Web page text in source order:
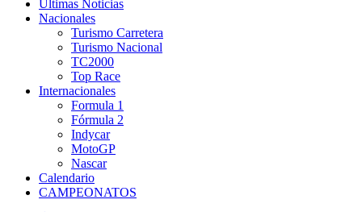
Últimas Noticias
Nacionales
Turismo Carretera
Turismo Nacional
TC2000
Top Race
Internacionales
Formula 1
Fórmula 2
Indycar
MotoGP
Nascar
Calendario
CAMPEONATOS